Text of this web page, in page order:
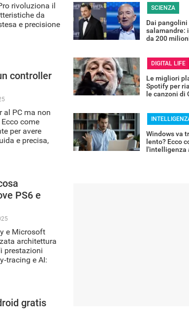
rivoluziona il
da
e precisione
controller
al PC ma non
come
per avere
e precisa,
PS6 e
e Microsoft
architettura
prestazioni
e AI:
gratis
SCIENZA
Dai pangolini
salamandre:
da 200
DIGITAL LIFE
Le migliori
Spotify per
le canzoni di
Windows va
lento? Ecco
l'intelligenza